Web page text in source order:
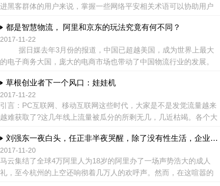
进黑客群体的用户来说，掌握一些网络平安相关术语可以协助用户
专业术语。 ...
都是智慧物流， 阿里和京东的玩法究竟有何不同？
2017-11-22
据日媒去年3月份的报道，中国已超越美国，成为世界上最大
的电子商务大国，庞大的电商市场也带动了中国物流行业的发展。
草根创业者下一个风口：娃娃机
2017-11-22
引言：PC互联网、移动互联网这些时代，大家是不是发觉流量越来
越难获取了?这几年线上流量被瓜分的所剩无几，几近枯竭。各个大
刘强东一夜白头，任正非半夜哭醒，除了没有性生活，企业家更加：死不起、放不下
2017-11-20
马云集结了全球4万阿里人为18岁的阿里办了一场声势浩大的成人
礼，至今杭州的上空还响彻着几万人的欢呼声。然而，在这喧嚣的